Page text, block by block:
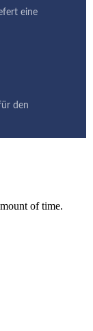
eine
den